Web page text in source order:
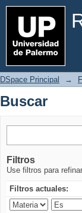
Buscar
DSpace Principal →
Buscar
Filtros
Use filtros para
Filtros actuales: